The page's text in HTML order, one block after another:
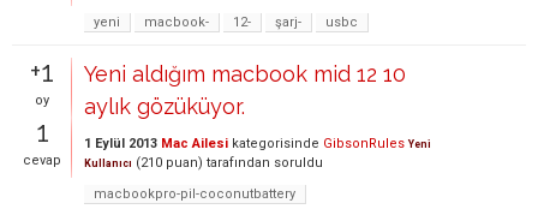
yeni
macbook- 12- şarj- usbc
+1
oy
1
cevap
Yeni aldığım macbook mid 12 10
aylık gözüküyor.
1 Eylül 2013 Mac Ailesi kategorisinde GibsonRules Yeni
Kullanıcı (210 puan) tarafından soruldu
macbookpro-pil-coconutbattery